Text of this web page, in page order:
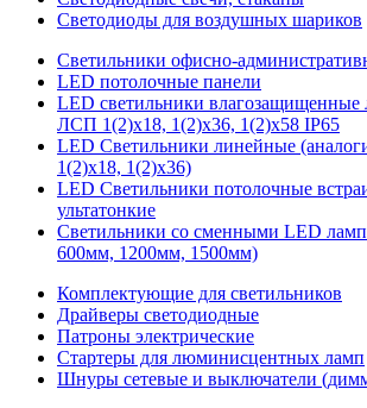
Светодиоды для воздушных шариков
Светильники офисно-
LED потолочные панели
LED светильники влагозащищенные
ЛСП 1(2)х18, 1(2)х36, 1(2)х58 IP65
LED Светильники линейные
1(2)х18, 1(2)х36)
LED Светильники потолочные
ультатонкие
Светильники со сменными LED
600мм, 1200мм, 1500мм)
Комплектующие для светильников
Драйверы светодиодные
Патроны электрические
Стартеры для люминисцентных ламп
Шнуры сетевые и выключатели